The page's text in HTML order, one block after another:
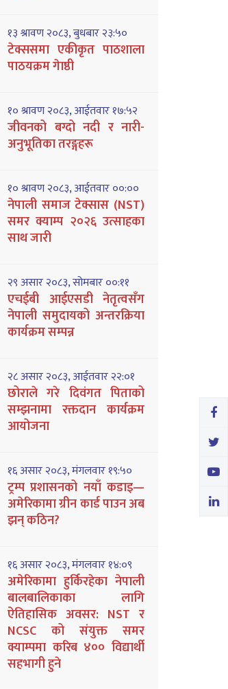
१३ श्रावण २०८३, बुधबार २३:५०
टेक्ससमा एकीकृत पाठशाला
पाठयक्रम गेाष्ठी
१० श्रावण २०८३, आईतवार १७:५२
जीवनको बग्दो नदी र नारी-
अनुभूतिका तरङ्गहरू
१० श्रावण २०८३, आईतवार ००:००
नेपाली समाज टेक्सास (NST)
समर क्याम्प २०२६ उत्साहका
साथ जारी
२९ असार २०८३, सोमबार ००:११
एचईबी आईएसडी नेतृत्वसँग
नेपाली समुदायको अन्तरक्रिया
कार्यक्रम सम्पन्न
२८ असार २०८३, आईतवार २२:०१
छोराले गरे दिवंगत पिताको
सम्झनामा रक्तदान कार्यक्रम
आयोजना
१६ असार २०८३, मंगलवार १९:५०
ट्रम्प प्रशासनको नयाँ कडाइ—
अमेरिकामा ग्रीन कार्ड पाउन अब
झन् कठिन?
१६ असार २०८३, मंगलवार १४:०९
अमेरिकामा हुर्किरहेका नेपाली
बालबालिकाका लागि
ऐतिहासिक अवसर: NST र
NCSC को संयुक्त समर
क्याम्पमा करिब ४०० विद्यार्थी
सहभागी हुने